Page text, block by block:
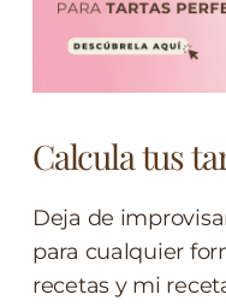
Calcula tus
Deja de
para cualquier
recetas y mi